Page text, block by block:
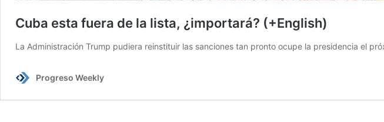
Cuba esta fuera de la lista, ¿importará? (+English)
La Administración Trump pudiera reinstituir las sanciones tan pronto ocupe la presidencia el
Progreso Weekly